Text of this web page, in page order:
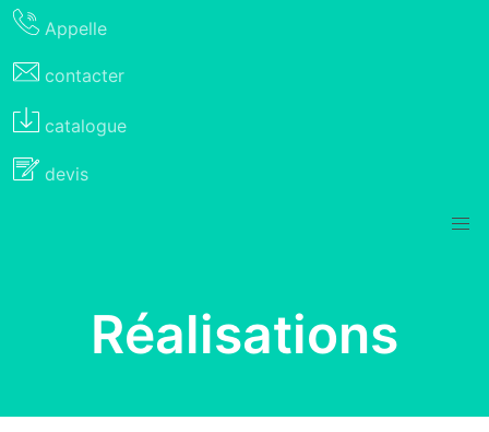
Appelle
contacter
catalogue
devis
Réalisations